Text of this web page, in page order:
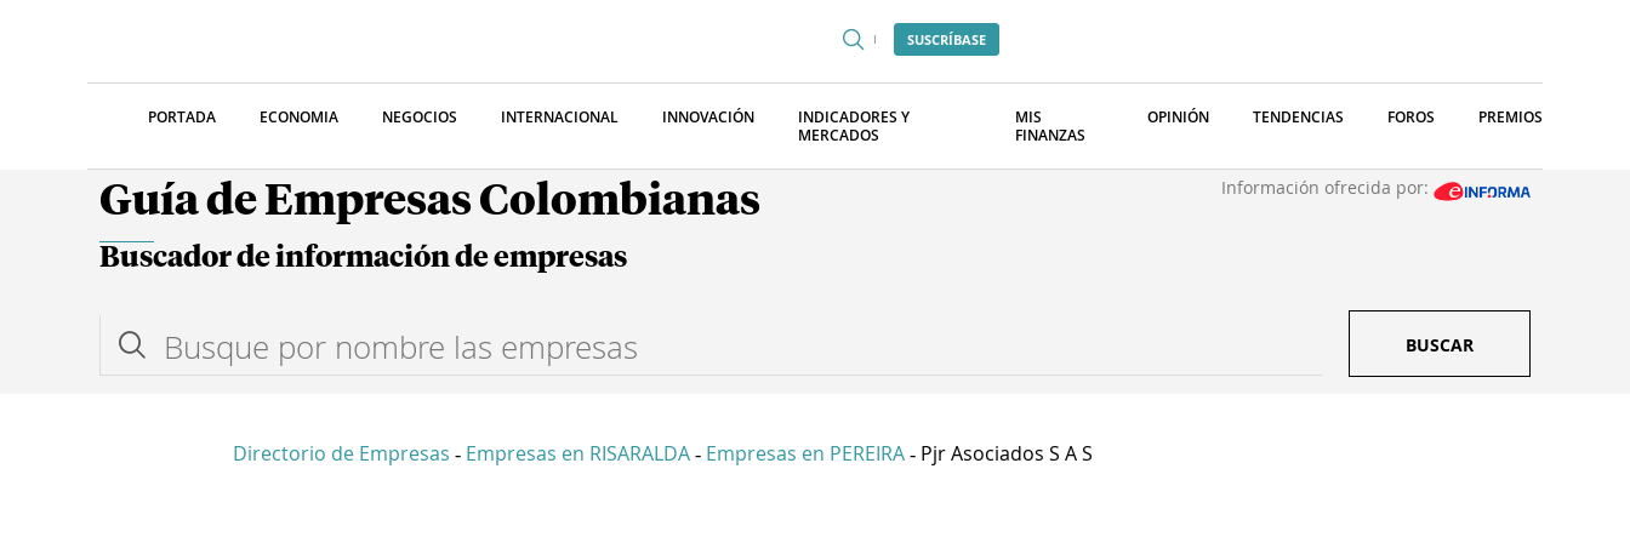
SUSCRÍBASE
PORTADA ECONOMIA NEGOCIOS INTERNACIONAL INNOVACIÓN
INDICADORES Y
MERCADOS
MIS
FINANZAS
OPINIÓN TENDENCIAS FOROS PREMIOS
Guía de Empresas Colombianas Información ofrecida por:
Buscador de información de empresas
BUSCAR
Directorio de Empresas - Empresas en RISARALDA - Empresas en PEREIRA - Pjr Asociados S A S